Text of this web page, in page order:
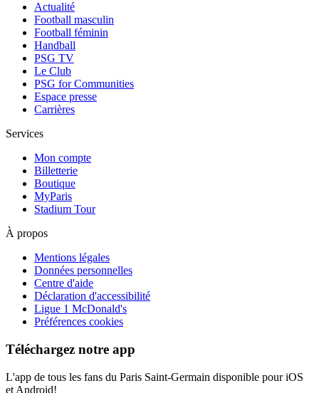
Actualité
Football masculin
Football féminin
Handball
PSG TV
Le Club
PSG for Communities
Espace presse
Carrières
Services
Mon compte
Billetterie
Boutique
MyParis
Stadium Tour
À propos
Mentions légales
Données personnelles
Centre d'aide
Déclaration d'accessibilité
Ligue 1 McDonald's
Préférences cookies
Téléchargez notre app
L'app de tous les fans du Paris Saint-Germain disponible pour iOS
et Android!